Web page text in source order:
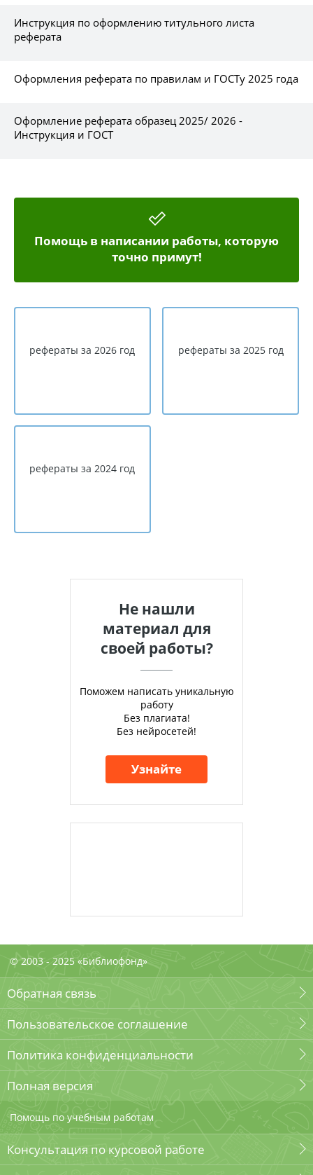
Инструкция по оформлению титульного листа
реферата
Оформления реферата по правилам и ГОСТу 2025 года
Оформление реферата образец 2025/ 2026 -
Инструкция и ГОСТ
Помощь в написании работы, которую
точно примут!
рефераты за 2026 год рефераты за 2025 год
рефераты за 2024 год
Не нашли
материал для
своей работы?
Поможем написать уникальную
работу
Без плагиата!
Без нейросетей!
Узнайте
© 2003 - 2025 «Библиофонд»
Обратная связь
Пользовательское соглашение
Политика конфиденциальности
Полная версия
Помощь по учебным работам
Консультация по курсовой работе